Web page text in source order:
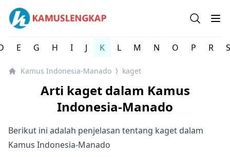
Kamus Lengkap Indonesia-Manado - Kamus Bahasa
Open
E G H I J K L M N O P R S
Kamus Indonesia-Manado ⟩ kaget
Arti kaget dalam Kamus
Indonesia-Manado
Berikut ini adalah penjelasan tentang kaget dalam
Kamus Indonesia-Manado